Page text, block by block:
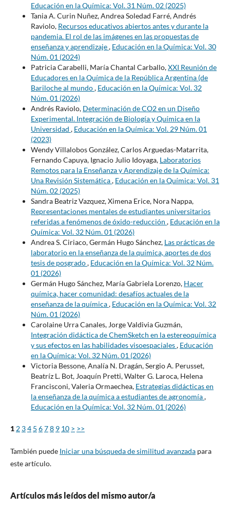
Educación en la Química: Vol. 31 Núm. 02 (2025)
Tania A. Curin Nuñez, Andrea Soledad Farré, Andrés
Raviolo, Recursos educativos abiertos antes y durante la
pandemia. El rol de las imágenes en las propuestas de
enseñanza y aprendizaje, Educación en la Química: Vol. 30
Núm. 01 (2024)
Patricia Carabelli, María Chantal Carballo,XXI Reunión de
Educadores en la Química de la República Argentina (de
Bariloche al mundo, Educación en la Química: Vol. 32
Núm. 01 (2026)
Andrés Raviolo, Determinación de CO2 en un Diseño
Experimental. Integración de Biología y Química en la
Universidad , Educación en la Química: Vol. 29 Núm. 01
(2023)
Wendy Villalobos González, Carlos Arguedas-Matarrita,
Fernando Capuya, Ignacio Julio Idoyaga, Laboratorios
Remotos para la Enseñanza y Aprendizaje de la Química:
Una Revisión Sistemática, Educación en la Química: Vol. 31
Núm. 02 (2025)
Sandra Beatriz Vazquez, Ximena Erice, Nora Nappa,
Representaciones mentales de estudiantes universitarios
referidas a fenómenos de óxido-reducción , Educación en la
Química: Vol. 32 Núm. 01 (2026)
Andrea S. Ciriaco, Germán Hugo Sánchez, Las prácticas de
laboratorio en la enseñanza de la química, aportes de dos
tesis de posgrado, Educación en la Química: Vol. 32 Núm.
01 (2026)
Germán Hugo Sánchez, María Gabriela Lorenzo, Hacer
química, hacer comunidad: desafíos actuales de la
enseñanza de la química, Educación en la Química: Vol. 32
Núm. 01 (2026)
Carolaine Urra Canales, Jorge Valdivia Guzmán,
Integración didáctica de ChemSketch en la estereoquímica
y sus efectos en las habilidades visoespaciales, Educación
en la Química: Vol. 32 Núm. 01 (2026)
Victoria Bessone, Analía N. Dragán, Sergio A. Perusset,
Beatríz L. Bot, Joaquín Pretti, Walter G. Laroca, Helena
Francisconi, Valeria Ormaechea, Estrategias didácticas en
la enseñanza de la química a estudiantes de agronomía,
Educación en la Química: Vol. 32 Núm. 01 (2026)
1 2 34 5 678 9 10 > >>
También puede Iniciar una búsqueda de similitud avanzadapara
este artículo.
Artículos más leídos del mismo autor/a